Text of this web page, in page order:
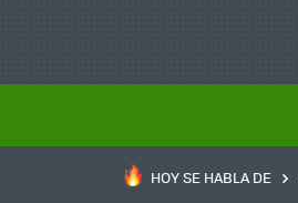
HOY SE HABLA DE